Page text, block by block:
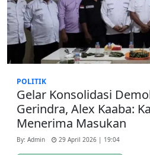
POLITIK
Gelar Konsolidasi
Gerindra, Alex Kaaba:
Menerima Masukan
By: Admin 29 April 2026 | 19:04